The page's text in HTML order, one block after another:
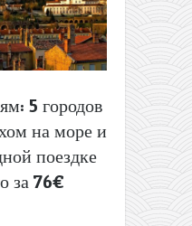
5 городов
на море и
поездке
за 76€